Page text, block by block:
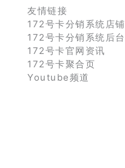
友情链接
172号卡分销系统店铺
172号卡分销系统后台
172号卡官网资讯
172号卡聚合页
Youtube频道